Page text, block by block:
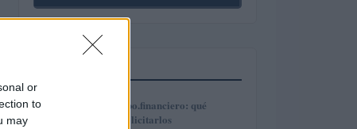
or
to
may 1
Préstamos en Kubo.financiero: qué
ofrecen y cómo solicitarlos